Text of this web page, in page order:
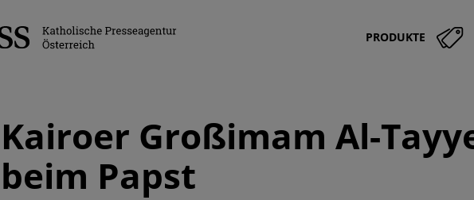
PRODUKTE
Kairoer Großimam Al-
beim Papst